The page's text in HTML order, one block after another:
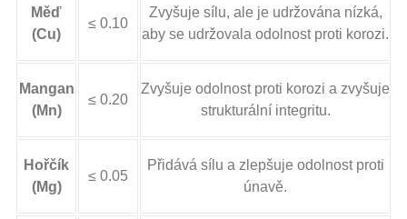
Měď
(Cu)
≤ 0.10
Zvyšuje sílu, ale je udržována nízká,
aby se udržovala odolnost proti korozi.
Mangan
(Mn)
≤ 0.20
Zvyšuje odolnost proti korozi a zvyšuje
strukturální integritu.
Hořčík
(Mg)
≤ 0.05
Přidává sílu a zlepšuje odolnost proti
únavě.